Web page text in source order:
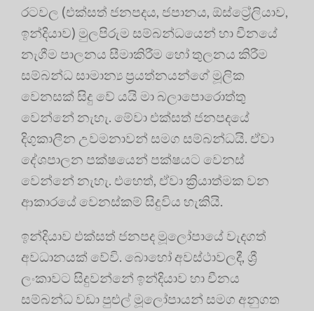
රටවල (එක්සත් ජනපදය, ජපානය, ඕස්ට්‍රේලියාව,
ඉන්දියාව) මුලපිරුම සම්බන්ධයෙන් හා චීනයේ
නැගීම පාලනය සීමාකිරීම හෝ තුලනය කිරීම
සම්බන්ධ සාමාන්‍ය ප්‍රයත්නයන්ගේ මූලික
වෙනසක් සිදු වේ යයි මා බලාපොරොත්තු
වෙන්නේ නැහැ. මේවා එක්සත් ජනපදයේ
දිගුකාලීන උවමනාවන් සමග සම්බන්ධයි. ඒවා
දේශපාලන පක්ෂයෙන් පක්ෂයට වෙනස්
වෙන්නේ නැහැ. එහෙත්, ඒවා ක්‍රියාත්මක වන
ආකාරයේ වෙනස්කම් සිදුවිය හැකියි.
ඉන්දියාව එක්සත් ජනපද මූලෝපායේ වැදගත්
අවධානයක් වේවි. බොහෝ අවස්ථාවලදී, ශ්‍රී
ලංකාවට සිදුවන්නේ ඉන්දියාව හා චීනය
සම්බන්ධ වඩා පුළුල් මූලෝපායන් සමග අනුගත